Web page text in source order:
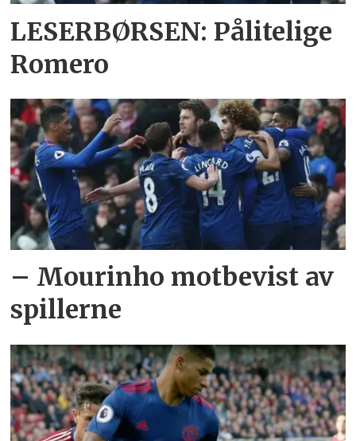
LESERBØRSEN: Pålitelige
Romero
– Mourinho motbevist av
spillerne